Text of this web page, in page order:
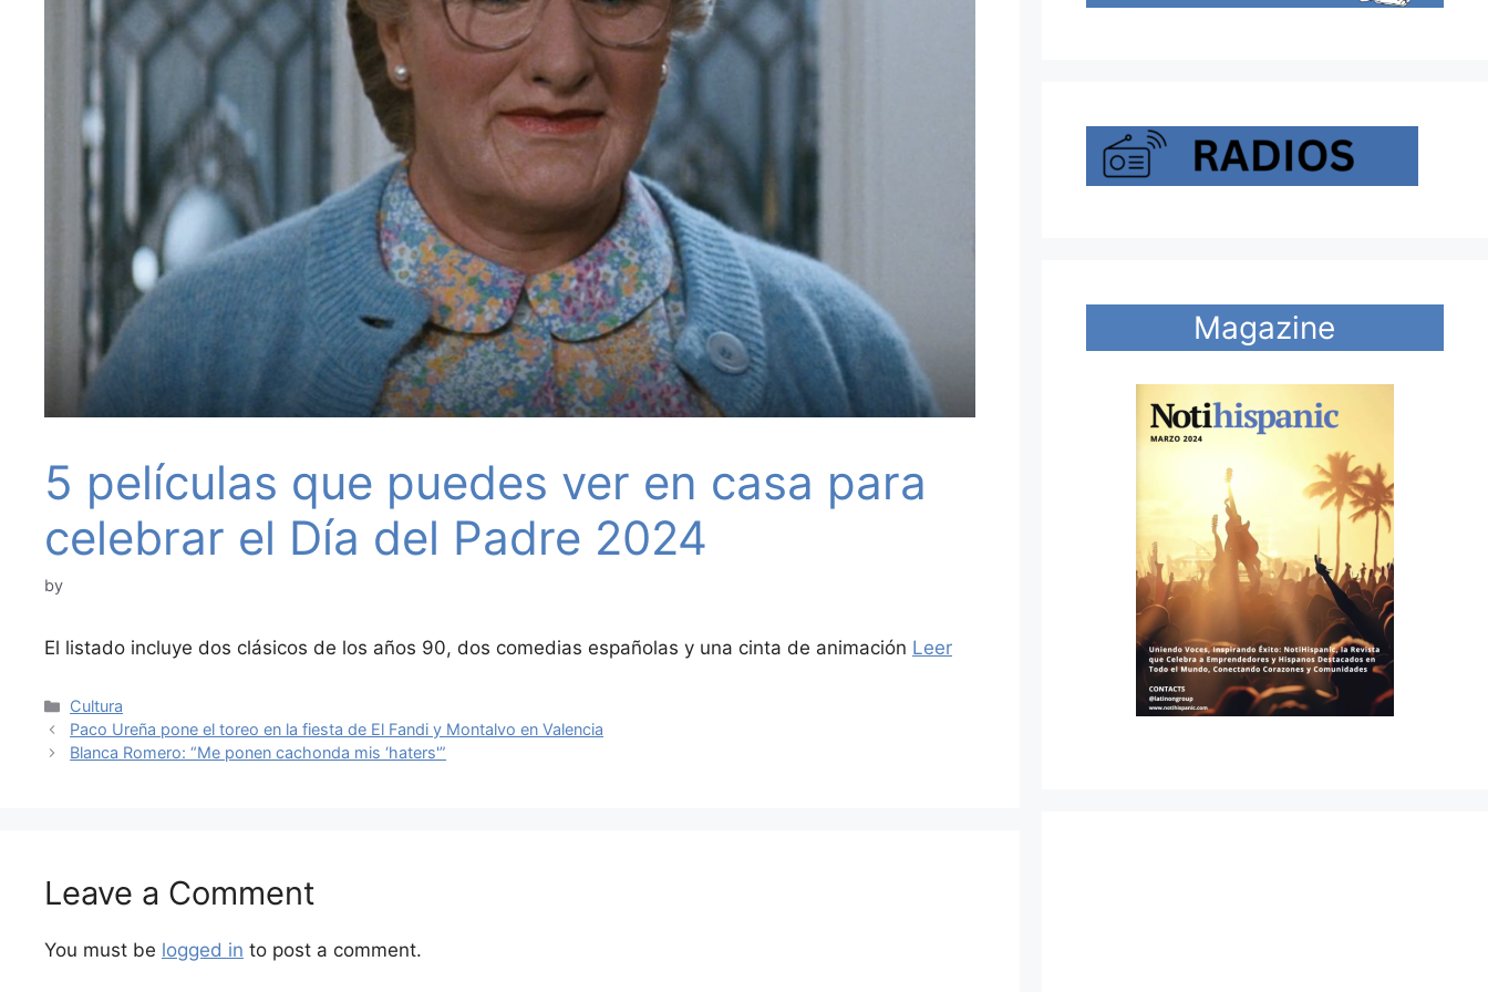
5 películas que puedes ver en casa para
celebrar el Día del Padre 2024
by
El listado incluye dos clásicos de los años 90, dos comedias españolas y una cinta de animación Leer
Categories
Cultura
Paco Ureña pone el toreo en la fiesta de El Fandi y Montalvo en Valencia
Blanca Romero: “Me ponen cachonda mis ‘haters'”
Leave a Comment
You must be logged in to post a comment.
Magazine